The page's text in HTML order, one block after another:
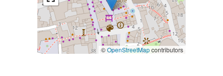
©OpenStreetMapcontributors